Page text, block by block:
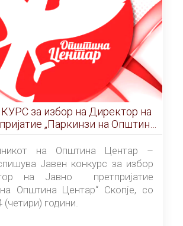
Директор на
на Општина
на Општина Центар –
Јавен конкурс за избор
на Јавно претпријатие
Општина Центар“ Скопје, со
години.